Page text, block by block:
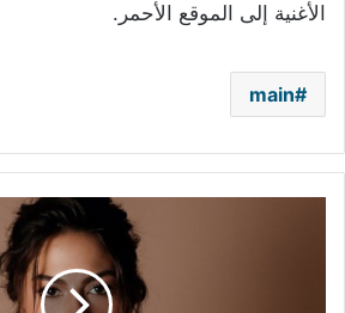
الأغنية إلى الموقع الأحمر.
main